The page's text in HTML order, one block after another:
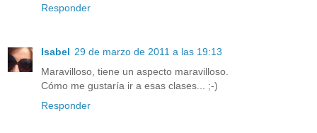
Responder
Isabel 29 de marzo de 2011 a las 19:13
Maravilloso, tiene un aspecto maravilloso.
Cómo me gustaría ir a esas clases... ;-)
Responder